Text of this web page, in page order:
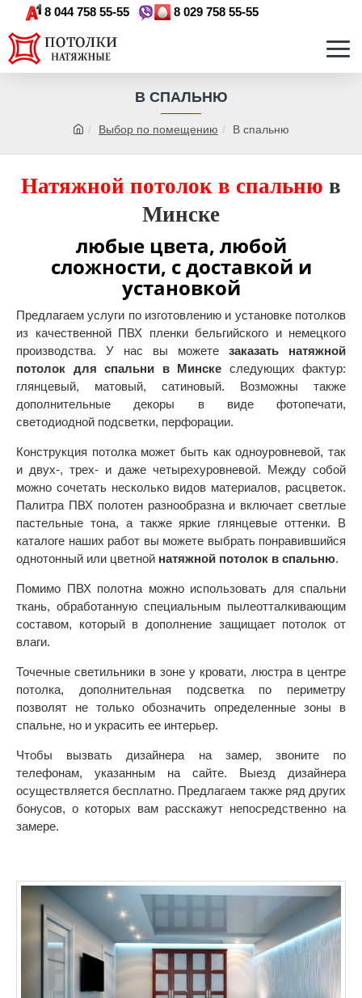
8 044 758 55-55 8 029 758 55-55
Выбор по помещению В спальню
В СПАЛЬНЮ
Натяжной потолок в спальню в
Минске
любые цвета, любой
сложности, с доставкой и
установкой
Предлагаем услуги по изготовлению и установке потолков
из качественной ПВХ пленки бельгийского и немецкого
производства. У нас вы можете заказать натяжной
потолок для спальни в Минске следующих фактур:
глянцевый, матовый, сатиновый. Возможны также
дополнительные декоры в виде фотопечати,
светодиодной подсветки, перфорации.
Конструкция потолка может быть как одноуровневой, так
и двух-, трех- и даже четырехуровневой. Между собой
можно сочетать несколько видов материалов, расцветок.
Палитра ПВХ полотен разнообразна и включает светлые
пастельные тона, а также яркие глянцевые оттенки. В
каталоге наших работ вы можете выбрать понравившийся
однотонный или цветной натяжной потолок в спальню.
Помимо ПВХ полотна можно использовать для спальни
ткань, обработанную специальным пылеотталкивающим
составом, который в дополнение защищает потолок от
влаги.
Точечные светильники в зоне у кровати, люстра в центре
потолка, дополнительная подсветка по периметру
позволят не только обозначить определенные зоны в
спальне, но и украсить ее интерьер.
Чтобы вызвать дизайнера на замер, звоните по
телефонам, указанным на сайте. Выезд дизайнера
осуществляется бесплатно. Предлагаем также ряд других
бонусов, о которых вам расскажут непосредственно на
замере.